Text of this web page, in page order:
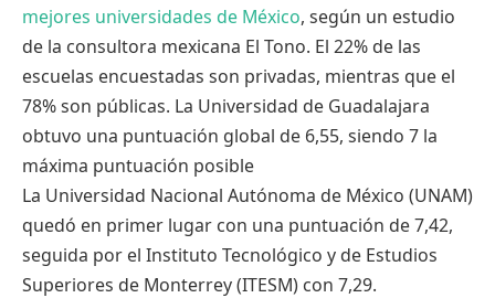
mejores universidades de México, según un estudio
de la consultora mexicana El Tono. El 22% de las
escuelas encuestadas son privadas, mientras que el
78% son públicas. La Universidad de Guadalajara
obtuvo una puntuación global de 6,55, siendo 7 la
máxima puntuación posible
La Universidad Nacional Autónoma de México (UNAM)
quedó en primer lugar con una puntuación de 7,42,
seguida por el Instituto Tecnológico y de Estudios
Superiores de Monterrey (ITESM) con 7,29.